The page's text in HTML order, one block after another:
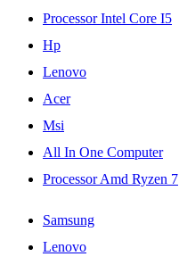
Processor Intel Core I5
Hp
Lenovo
Acer
Msi
All In One Computer
Processor Amd Ryzen 7
Samsung
Lenovo